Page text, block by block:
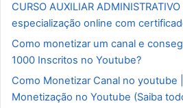
CURSO AUXILIAR
especialização online com
Como monetizar um canal e
1000 Inscritos no Youtube?
Como Monetizar Canal no youtube
Monetização no Youtube (Saiba